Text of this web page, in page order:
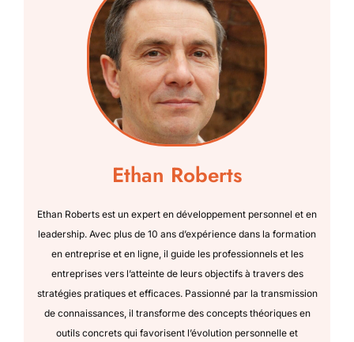
Ethan Roberts
Ethan Roberts est un expert en développement personnel et en
leadership. Avec plus de 10 ans d’expérience dans la formation
en entreprise et en ligne, il guide les professionnels et les
entreprises vers l’atteinte de leurs objectifs à travers des
stratégies pratiques et efficaces. Passionné par la transmission
de connaissances, il transforme des concepts théoriques en
outils concrets qui favorisent l’évolution personnelle et